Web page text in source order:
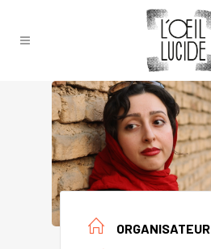
ORGANISATEUR